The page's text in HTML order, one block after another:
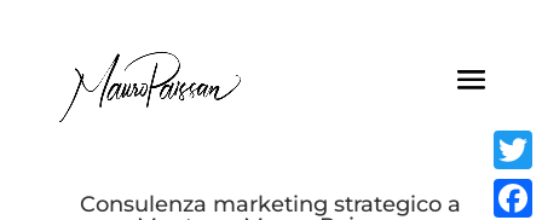
Consulenza marketing strategico a